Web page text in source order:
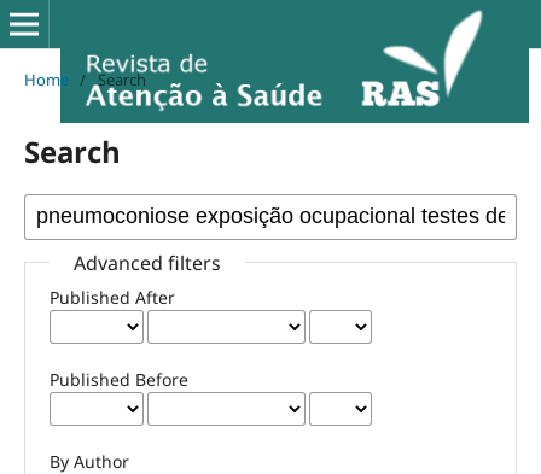
Home / Search
Search
Advanced filters
Published After
Published Before
By Author